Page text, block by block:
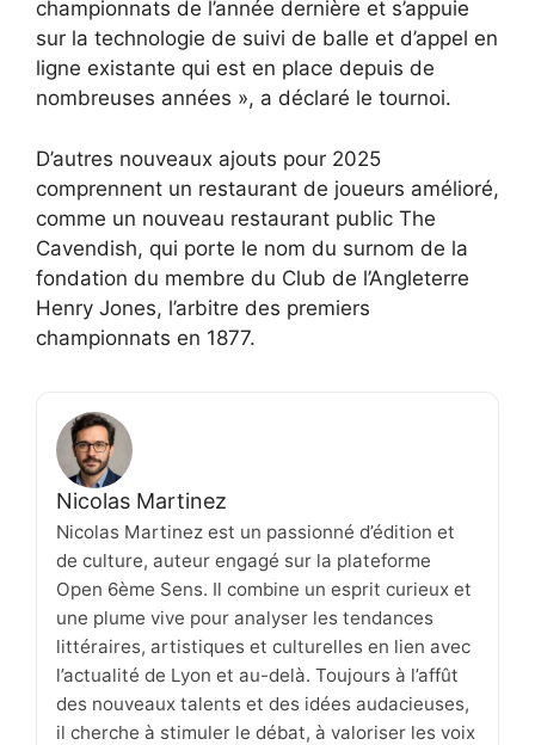
championnats de l’année dernière et s’appuie
sur la technologie de suivi de balle et d’appel en
ligne existante qui est en place depuis de
nombreuses années », a déclaré le tournoi.
D’autres nouveaux ajouts pour 2025
comprennent un restaurant de joueurs amélioré,
comme un nouveau restaurant public The
Cavendish, qui porte le nom du surnom de la
fondation du membre du Club de l’Angleterre
Henry Jones, l’arbitre des premiers
championnats en 1877.
Nicolas Martinez
Nicolas Martinez est un passionné d’édition et
de culture, auteur engagé sur la plateforme
Open 6ème Sens. Il combine un esprit curieux et
une plume vive pour analyser les tendances
littéraires, artistiques et culturelles en lien avec
l’actualité de Lyon et au-delà. Toujours à l’affût
des nouveaux talents et des idées audacieuses,
il cherche à stimuler le débat, à valoriser les voix